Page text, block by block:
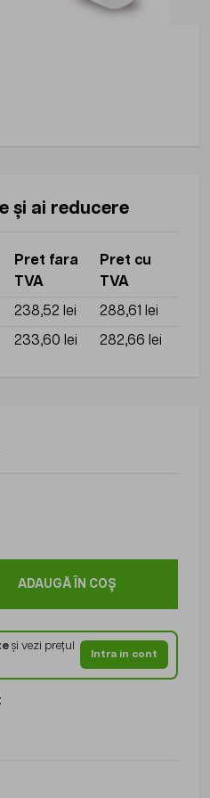
900ID 202m, Lucart, 2
lungime: 202m, 12
și ai reducere
Pret fara
TVA
Pret cu
TVA
238,52 lei
288,61 lei
233,60 lei 282,66 lei
ADAUGĂ ÎN COȘ
și vezi prețul
Intra in cont